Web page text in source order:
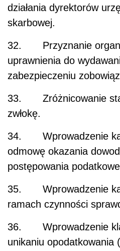
działania dyrektorów
skarbowej.
32. Przyznanie
uprawnienia do
zabezpieczeniu
33. Zróżnicowanie
zwłokę.
34. Wprowadzenie
odmowę okazania
postępowania
35. Wprowadzenie
ramach czynności
36. Wprowadzenie
unikaniu opodatkowania